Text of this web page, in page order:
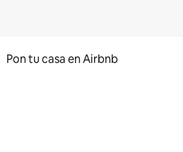
Pon tu casa en Airbnb